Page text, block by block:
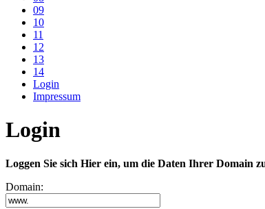
09
10
11
12
13
14
Login
Impressum
Login
Loggen Sie sich Hier ein, um die Daten Ihrer Domain
Domain: